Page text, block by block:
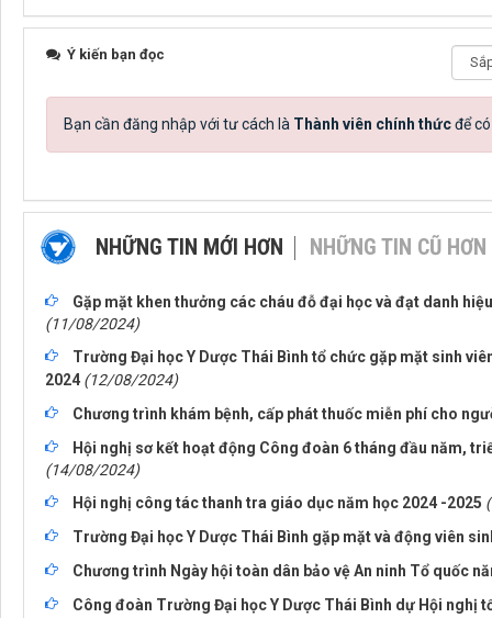
Ý kiến bạn đọc
Bạn cần đăng nhập với tư cách là Thành viên chính thứcđể
NHỮNG TIN MỚI HƠN NHỮNG TIN CŨ HƠN
Gặp mặt khen thưởng các cháu đỗ đại học và đạt danh
(11/08/2024)
Trường Đại học Y Dược Thái Bình tổ chức gặp mặt sinh
2024 (12/08/2024)
Chương trình khám bệnh, cấp phát thuốc miễn phí cho
Hội nghị sơ kết hoạt động Công đoàn 6 tháng đầu năm,
(14/08/2024)
Hội nghị công tác thanh tra giáo dục năm học 2024 -2025
Trường Đại học Y Dược Thái Bình gặp mặt và động viên
Chương trình Ngày hội toàn dân bảo vệ An ninh Tổ quốc
Công đoàn Trường Đại học Y Dược Thái Bình dự Hội nghị